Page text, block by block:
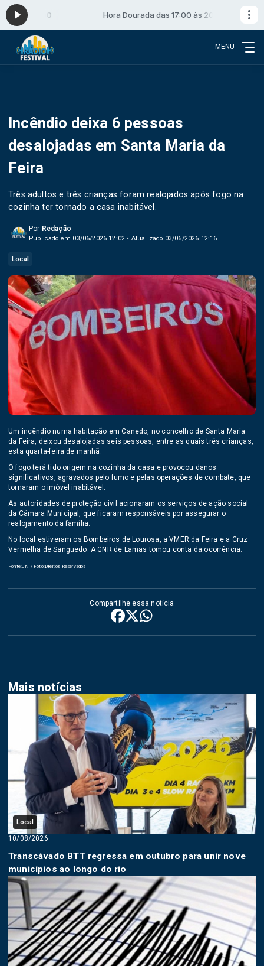
às 20:00 Hora Dourada das 17:00 às 20:00
MENU
Incêndio deixa 6 pessoas
desalojadas em Santa Maria da
Feira
Três adultos e três crianças foram realojados após fogo na
cozinha ter tornado a casa inabitável.
Por Redação
Publicado em 03/06/2026 12:02 • Atualizado 03/06/2026 12:16
Local
Um incêndio numa habitação em Canedo, no concelho de Santa Maria
da Feira, deixou desalojadas seis pessoas, entre as quais três crianças,
esta quarta-feira de manhã.
O fogo terá tido origem na cozinha da casa e provocou danos
significativos, agravados pelo fumo e pelas operações de combate, que
tornaram o imóvel inabitável.
As autoridades de proteção civil acionaram os serviços de ação social
da Câmara Municipal, que ficaram responsáveis por assegurar o
realojamento da família.
No local estiveram os Bombeiros de Lourosa, a VMER da Feira e a Cruz
Vermelha de Sanguedo. A GNR de Lamas tomou conta da ocorrência.
Fonte:JN / Foto:Direitios Reservados
Compartilhe essa notícia
Mais notícias
Local
10/08/2026
Transcávado BTT regressa em outubro para unir nove
municípios ao longo do rio